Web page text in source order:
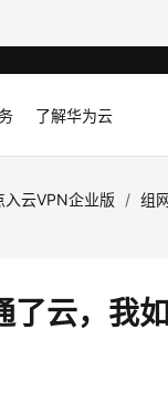
了解华为云
入云VPN企业版 / 组
云，我